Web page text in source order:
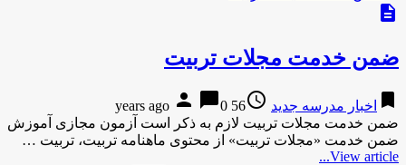
description
ضمن خدمت مجلات تربیت
bookmark اخبار مدرسه جدید access_time
56 years ago
person chat_bubble0
ضمن خدمت مجلات تربیت لازم به ذکر است آزمون مجازی آموزش
ضمن خدمت «مجلات تربیت» از محتوی ماهنامه تربیت، تربیت …
View article...